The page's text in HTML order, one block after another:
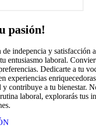
pasión!
indepencia y satisfacción
entusiasmo laboral.
Dedicarte a tu
experiencias
contribuye a tu bienestar.
laboral, explorarás tus